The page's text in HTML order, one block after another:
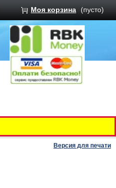
Моя корзина (пусто)
Версия для печати